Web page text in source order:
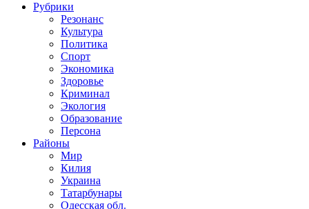
Рубрики
Резонанс
Культура
Политика
Спорт
Экономика
Здоровье
Криминал
Экология
Образование
Персона
Районы
Мир
Килия
Украина
Татарбунары
Одесская обл.